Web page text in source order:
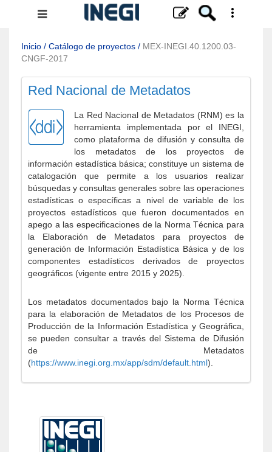
Menú
navegación
Inicio / Catálogo de proyectos / MEX-INEGI.40.1200.03-
CNGF-2017
Red Nacional de Metadatos
La Red Nacional de Metadatos (RNM) es la
herramienta implementada por el INEGI,
como plataforma de difusión y consulta de
los metadatos de los proyectos de
información estadística básica; constituye un sistema de
catalogación que permite a los usuarios realizar
búsquedas y consultas generales sobre las operaciones
estadísticas o específicas a nivel de variable de los
proyectos estadísticos que fueron documentados en
apego a las especificaciones de la Norma Técnica para
la Elaboración de Metadatos para proyectos de
generación de Información Estadística Básica y de los
componentes estadísticos derivados de proyectos
geográficos (vigente entre 2015 y 2025).
Los metadatos documentados bajo la Norma Técnica
para la elaboración de Metadatos de los Procesos de
Producción de la Información Estadística y Geográfica,
se pueden consultar a través del Sistema de Difusión
de Metadatos
(https://www.inegi.org.mx/app/sdm/default.html).